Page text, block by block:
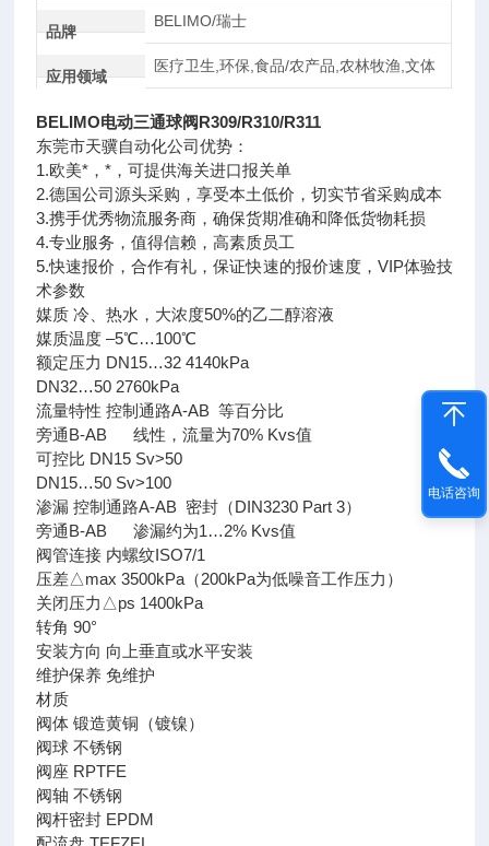
品牌
BELIMO/瑞士
应用领域
医疗卫生,环保,食品/农产品,农林牧渔,文体
BELIMO电动三通球阀R309/R310/R311
东莞市天骥自动化公司优势：
1.欧美*，*，可提供海关进口报关单
2.德国公司源头采购，享受本土低价，切实节省采购成本
3.携手优秀物流服务商，确保货期准确和降低货物耗损
4.专业服务，值得信赖，高素质员工
5.快速报价，合作有礼，保证快速的报价速度，VIP体验技
术参数
媒质 冷、热水，大浓度50%的乙二醇溶液
媒质温度 –5℃…100℃
额定压力 DN15…32 4140kPa
DN32…50 2760kPa
流量特性 控制通路A-AB 等百分比
旁通B-AB 线性，流量为70% Kvs值
可控比 DN15 Sv>50
DN15…50 Sv>100
渗漏 控制通路A-AB 密封（DIN3230 Part 3）
旁通B-AB 渗漏约为1…2% Kvs值
阀管连接 内螺纹ISO7/1
压差△max 3500kPa（200kPa为低噪音工作压力）
关闭压力△ps 1400kPa
转角 90°
安装方向 向上垂直或水平安装
维护保养 免维护
材质
阀体 锻造黄铜（镀镍）
阀球 不锈钢
阀座 RPTFE
阀轴 不锈钢
阀杆密封 EPDM
电话咨询